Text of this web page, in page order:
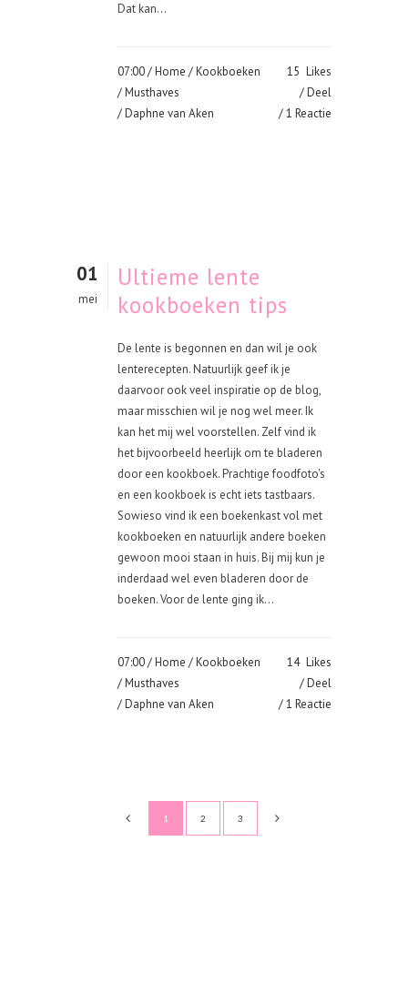
Dat kan...
07:00 /Home /Kookboeken
/Musthaves
/ Daphne van Aken
15 Likes
Deel
1 Reactie
01
mei
Ultieme lente
kookboeken tips
De lente is begonnen en dan wil je ook
lenterecepten. Natuurlijk geef ik je
daarvoor ook veel inspiratie op de blog,
maar misschien wil je nog wel meer. Ik
kan het mij wel voorstellen. Zelf vind ik
het bijvoorbeeld heerlijk om te bladeren
door een kookboek. Prachtige foodfoto's
en een kookboek is echt iets tastbaars.
Sowieso vind ik een boekenkast vol met
kookboeken en natuurlijk andere boeken
gewoon mooi staan in huis. Bij mij kun je
inderdaad wel even bladeren door de
boeken. Voor de lente ging ik...
07:00 /Home /Kookboeken
/Musthaves
/ Daphne van Aken
14 Likes
Deel
1 Reactie
1 2 3